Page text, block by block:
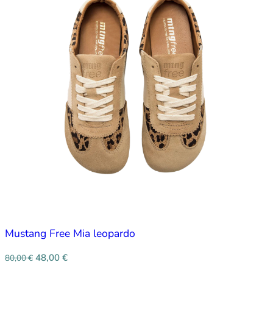
Mustang Free Mia leopardo
80,00€ 48,00 €